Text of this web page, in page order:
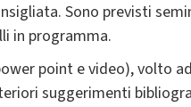
Sono previsti
in programma.
point e video), volto
suggerimenti